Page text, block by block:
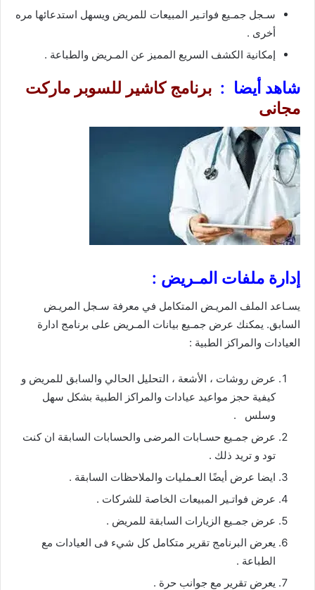
سـجل جمـيع فواتـير المبيعات للمريض ويسهل استدعائها مره
أخرى .
إمكانية الكشف السريع المميز عن المـريض والطباعة .
شاهد أيضا : برنامجكاشير للسوبر ماركت
مجانى
إدارة ملفات المـريض :
يسـاعد الملف المريـض المتكامل في معرفة سـجل المريـض
السابق. يمكنك عرض جمـيع بيانات المـريض على برنامج ادارة
العيادات والمراكز الطبية :
عرض روشات ، الأشعة ، التحليل الحالي والسابق للمريض و
كيفية حجز مواعيد عيادات والمراكز الطبية بشكل سهل
وسلس .
عرض جمـيع حسـابات المرضى والحسابات السابقة ان كنت
تود و تريد ذلك .
ايضا عرض أيضًا العـمليات والملاحظات السابقة .
عرض فواتـير المبيعات الخاصة للشركات .
عرض جمـيع الزيارات السابقة للمريض .
يعرض البرنامج تقرير متكامل كل شيء فى العيادات مع
الطباعة .
يعرض تقرير مع جوانب حرة .